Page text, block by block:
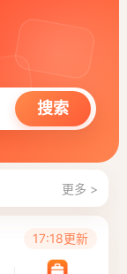
搜索
更多 >
17:18更新